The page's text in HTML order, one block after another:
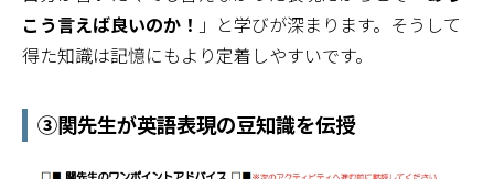
こう言えば良いのか！ 」と学びが深まります。そうして
得た知識は記憶にもより定着しやすいです。
③関先生が英語表現の豆知識を伝授